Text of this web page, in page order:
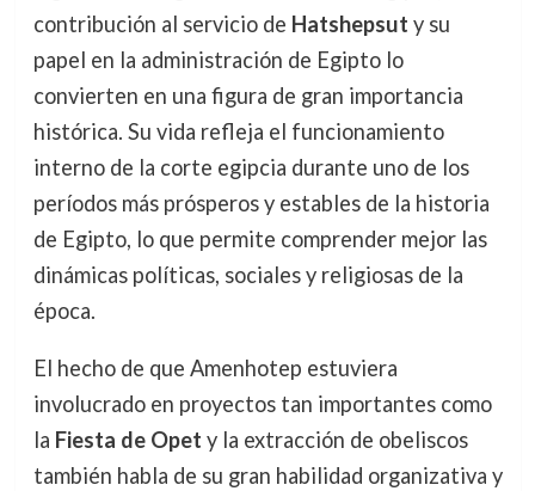
contribución al servicio de Hatshepsut y su
papel en la administración de Egipto lo
convierten en una figura de gran importancia
histórica. Su vida refleja el funcionamiento
interno de la corte egipcia durante uno de los
períodos más prósperos y estables de la historia
de Egipto, lo que permite comprender mejor las
dinámicas políticas, sociales y religiosas de la
época.
El hecho de que Amenhotep estuviera
involucrado en proyectos tan importantes como
la Fiesta de Opet y la extracción de obeliscos
también habla de su gran habilidad organizativa y